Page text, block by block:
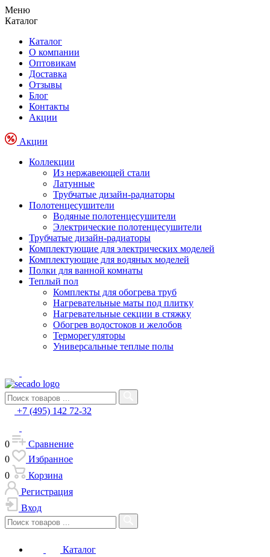
Меню
Каталог
Каталог
О компании
Оптовикам
Доставка
Отзывы
Блог
Контакты
Акции
Акции
Коллекции
Из нержавеющей стали
Латунные
Трубчатые дизайн-радиаторы
Полотенцесушители
Водяные полотенцесушители
Электрические полотенцесушители
Трубчатые дизайн-радиаторы
Комплектующие для электрических моделей
Комплектующие для водяных моделей
Полки для ванной комнаты
Теплый пол
Комплекты для обогрева труб
Нагревательные маты под плитку
Нагревательные секции в стяжку
Обогрев водостоков и желобов
Терморегуляторы
Универсальные теплые полы
+7 (495) 142 72-32
0
Сравнение
0
Избранное
0
Корзина
Регистрация
Вход
Каталог